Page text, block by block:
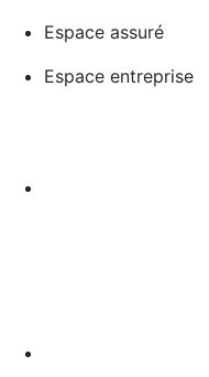
Espace assuré
Espace entreprise